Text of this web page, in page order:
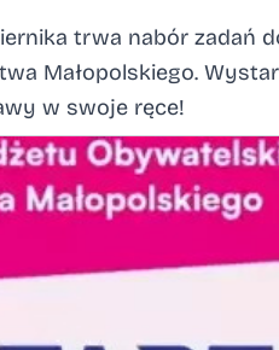
trwa nabór zadań
Małopolskiego.
w swoje ręce!​